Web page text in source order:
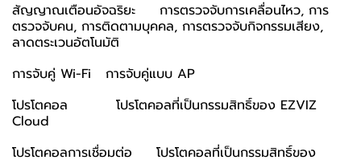
สัญญาณเตือนอัจฉริยะ การตรวจจับการเคลื่อนไหว, การ
ตรวจจับคน, การติดตามบุคคล, การตรวจจับกิจกรรมเสียง,
ลาดตระเวนอัตโนมัติ
การจับคู่ Wi-Fi การจับคู่แบบ AP
โปรโตคอล โปรโตคอลที่เป็นกรรมสิทธิ์ของ EZVIZ
Cloud
โปรโตคอลการเชื่อมต่อ โปรโตคอลที่เป็นกรรมสิทธิ์ของ